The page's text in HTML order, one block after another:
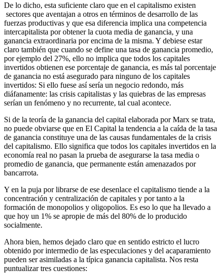
De lo dicho, esta suficiente claro que en el capitalismo existen
sectores que aventajan a otros en términos de desarrollo de las
fuerzas productivas y que esa diferencia implica una competencia
intercapitalista por obtener la cuota media de ganancia, y una
ganancia extraordinaria por encima de la misma. Y debiese estar
claro también que cuando se define una tasa de ganancia promedio,
por ejemplo del 27%, ello no implica que todos los capitales
invertidos obtienen ese porcentaje de ganancia, es más tal porcentaje
de ganancia no está asegurado para ninguno de los capitales
invertidos: Si ello fuese así sería un negocio redondo, más
diáfanamente: las crisis capitalistas y las quiebras de las empresas
serían un fenómeno y no recurrente, tal cual acontece.
Si de la teoría de la ganancia del capital elaborada por Marx se trata,
no puede obviarse que en El Capital la tendencia a la caída de la tasa
de ganancia constituye una de las causas fundamentales de la crisis
del capitalismo. Ello significa que todos los capitales invertidos en la
economía real no pasan la prueba de asegurarse la tasa media o
promedio de ganancia, que permanente están amenazados por
bancarrota.
Y en la puja por librarse de ese desenlace el capitalismo tiende a la
concentración y centralización de capitales y por tanto a la
formación de monopolios y oligopolios. Es eso lo que ha llevado a
que hoy un 1% se apropie de más del 80% de lo producido
socialmente.
Ahora bien, hemos dejado claro que en sentido estricto el lucro
obtenido por intermedio de las especulaciones y del acaparamiento
pueden ser asimiladas a la típica ganancia capitalista. Nos resta
puntualizar tres cuestiones: